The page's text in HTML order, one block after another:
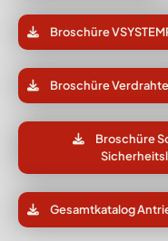
Broschüre
Broschüre
Broschüre
Gesamtkatalog